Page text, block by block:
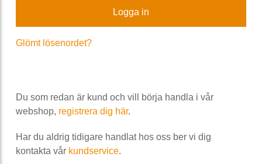
Glömt lösenordet?
Du som redan är kund och vill börja handla i vår
webshop, registrera dig här.
Har du aldrig tidigare handlat hos oss ber vi dig
kontakta vår kundservice.